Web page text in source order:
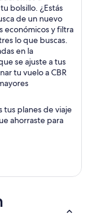
bolsillo. ¿Estás
de un nuevo
económicos y filtra
lo que buscas.
en la
se ajuste a tus
tu vuelo a CBR
tus planes de viaje
ahorraste para